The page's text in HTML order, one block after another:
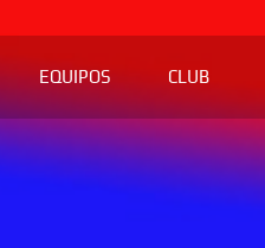
EQUIPOS CLUB